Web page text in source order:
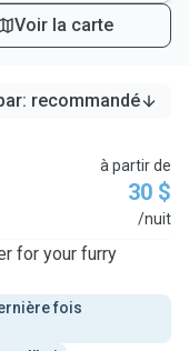
Voir la carte
: recommandé
à partir de
30 $
/nuit
for your furry
fois